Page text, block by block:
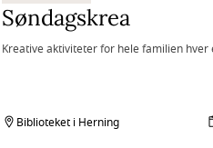
Søndagskrea
Kreative aktiviteter for hele familien hver
Biblioteket i Herning